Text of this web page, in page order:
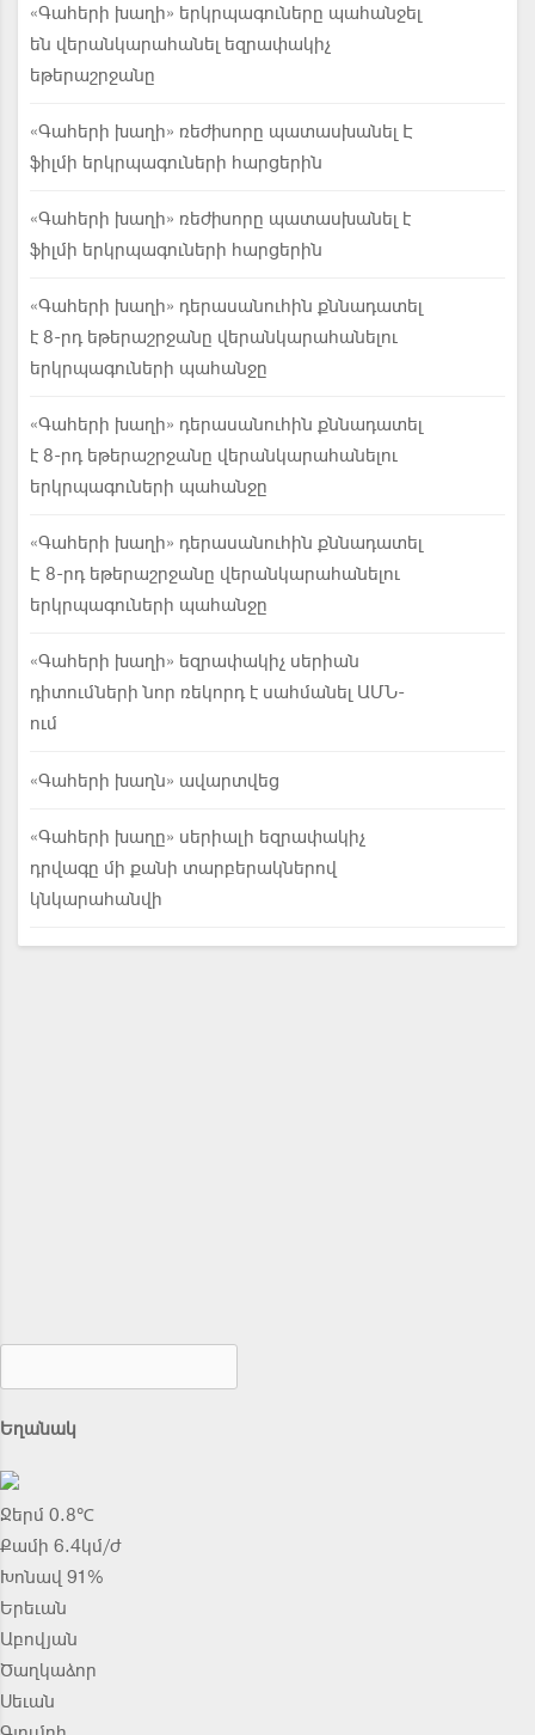
«Գահերի խաղի» երկրպագուները պահանջել
են վերանկարահանել եզրափակիչ
եթերաշրջանը
«Գահերի խաղի» ռեժիսորը պատասխանել Է
ֆիլմի երկրպագուների հարցերին
«Գահերի խաղի» ռեժիսորը պատասխանել է
ֆիլմի երկրպագուների հարցերին
«Գահերի խաղի» դերասանուհին քննադատել
է 8-րդ եթերաշրջանը վերանկարահանելու
երկրպագուների պահանջը
«Գահերի խաղի» դերասանուհին քննադատել
է 8-րդ եթերաշրջանը վերանկարահանելու
երկրպագուների պահանջը
«Գահերի խաղի» դերասանուհին քննադատել
Է 8-րդ եթերաշրջանը վերանկարահանելու
երկրպագուների պահանջը
«Գահերի խաղի» եզրափակիչ սերիան
դիտումների նոր ռեկորդ է սահմանել ԱՄՆ-
ում
«Գահերի խաղն» ավարտվեց
«Գահերի խաղը» սերիալի եզրափակիչ
դրվագը մի քանի տարբերակներով
կնկարահանվի
Եղանակ
Ջերմ 0.8℃
Քամի 6.4կմ/ժ
Խոնավ 91%
Երեւան
Աբովյան
Ծաղկաձոր
Սեւան